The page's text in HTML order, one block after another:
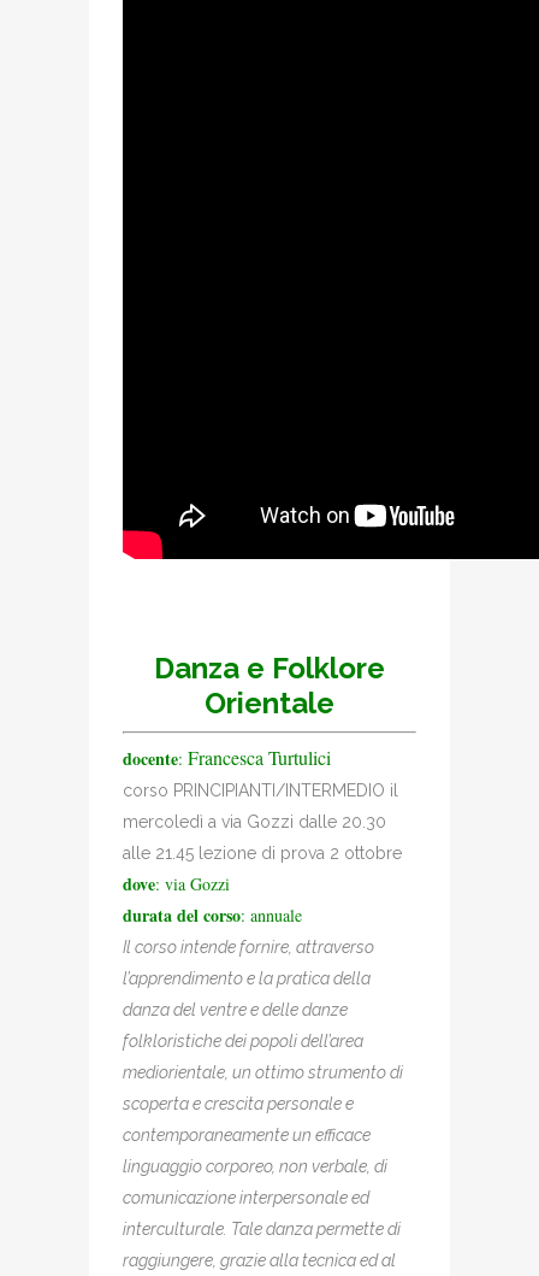
Danza e Folklore
Orientale
docente: Francesca Turtulici
corso PRINCIPIANTI/INTERMEDIO il
mercoledì a via Gozzi dalle 20.30
alle 21.45 lezione di prova 2 ottobre
dove: via Gozzi
durata del corso: annuale
Il corso intende fornire, attraverso
l’apprendimento e la pratica della
danza del ventre e delle danze
folkloristiche dei popoli dell’area
mediorientale, un ottimo strumento di
scoperta e crescita personale e
contemporaneamente un efficace
linguaggio corporeo, non verbale, di
comunicazione interpersonale ed
interculturale. Tale danza permette di
raggiungere, grazie alla tecnica ed al